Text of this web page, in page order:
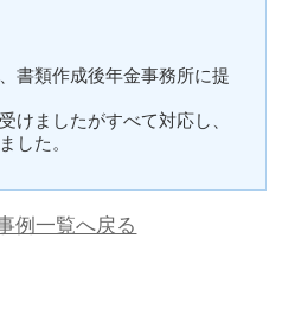
書類作成後年金事務所に提
けましたがすべて対応し、
した。
例一覧へ戻る